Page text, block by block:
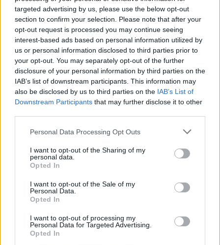
targeted advertising by us, please use the below opt-out
section to confirm your selection. Please note that after your
opt-out request is processed you may continue seeing
interest-based ads based on personal information utilized by
us or personal information disclosed to third parties prior to
your opt-out. You may separately opt-out of the further
disclosure of your personal information by third parties on the
IAB’s list of downstream participants. This information may
also be disclosed by us to third parties on the IAB’s List of
Downstream Participants that may further disclose it to other
Personal Data Processing Opt Outs
I want to opt-out of the Sharing of my
personal data.
Opted In
I want to opt-out of the Sale of my
Personal Data.
Opted In
I want to opt-out of processing my
Personal Data for Targeted Advertising.
Opted In